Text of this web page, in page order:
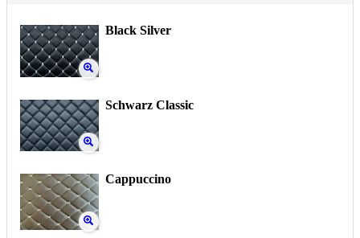
Black Silver
Schwarz Classic
Cappuccino